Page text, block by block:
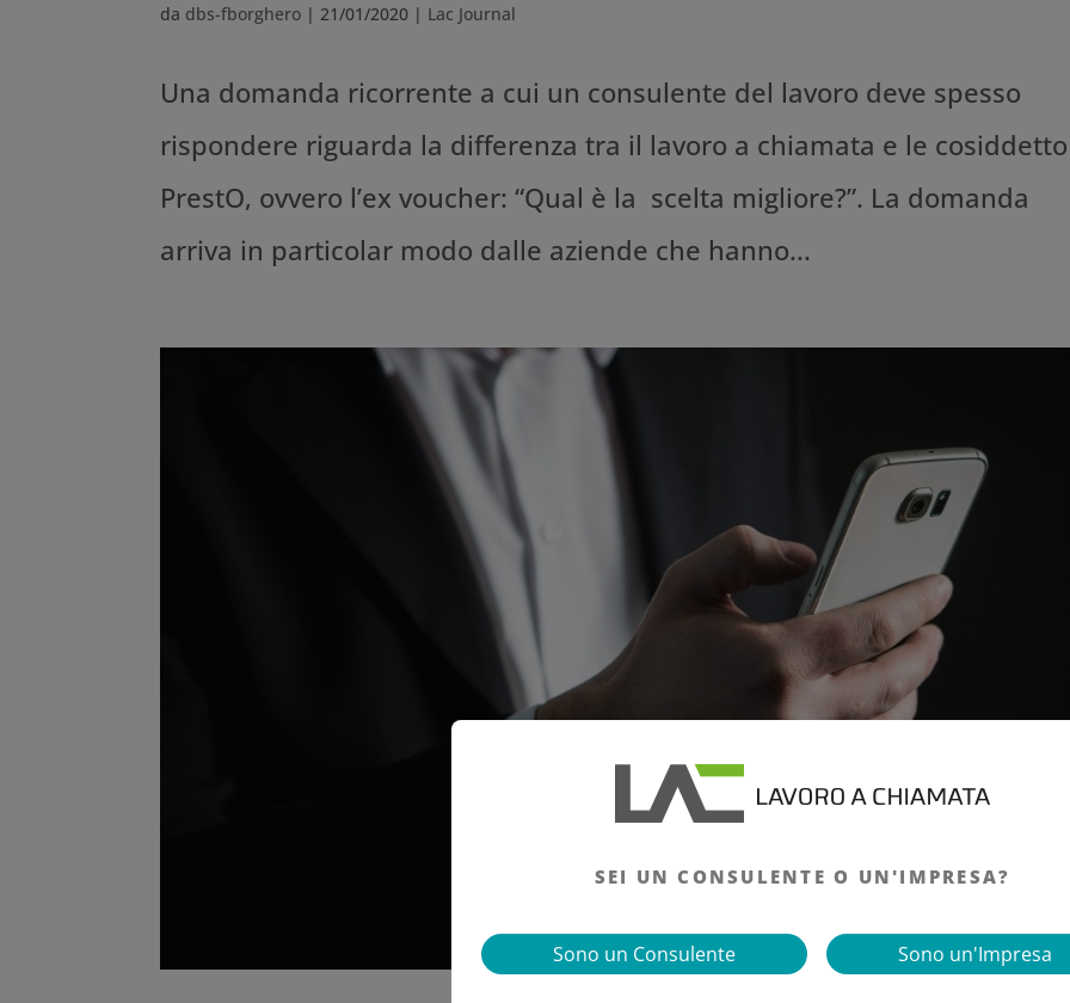
da dbs-fborghero | 21/01/2020 | Lac Journal
Una domanda ricorrente a cui un consulente del lavoro deve spesso
rispondere riguarda la differenza tra il lavoro a chiamata e le cosiddetto
PrestO, ovvero l’ex voucher: “Qual è la scelta migliore?”. La domanda
arriva in particolar modo dalle aziende che hanno...
SEI UN CONSULENTE O UN'IMPRESA?
Sono un Consulente Sono un'Impresa